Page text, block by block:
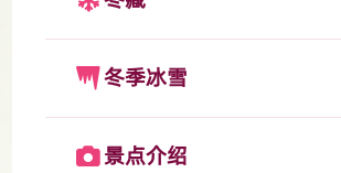
冬季冰雪
景点介绍